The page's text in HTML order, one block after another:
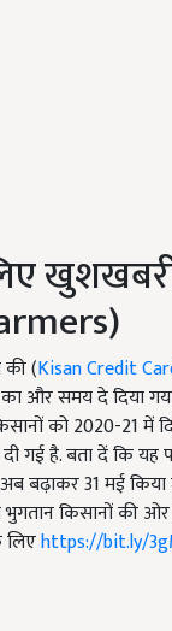
की (Kisan Credit
और समय दे दिया गया
को 2020-21 में
गई है. बता दें कि यह
बढ़ाकर 31 मई
किसानों की
लिएhttps://bit.ly/